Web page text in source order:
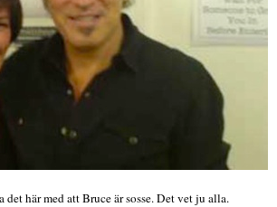
det här med att Bruce är sosse. Det vet ju alla.